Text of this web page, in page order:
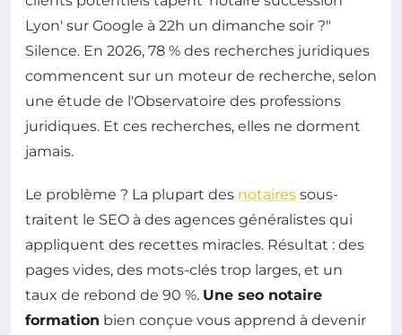
Lyon' sur Google à 22h un dimanche soir ?"
Silence. En 2026, 78 % des recherches juridiques
commencent sur un moteur de recherche, selon
une étude de l'Observatoire des professions
juridiques. Et ces recherches, elles ne dorment
jamais.
Le problème ? La plupart des notaires sous-
traitent le SEO à des agences généralistes qui
appliquent des recettes miracles. Résultat : des
pages vides, des mots-clés trop larges, et un
taux de rebond de 90 %. Une seo notaire
formation bien conçue vous apprend à devenir